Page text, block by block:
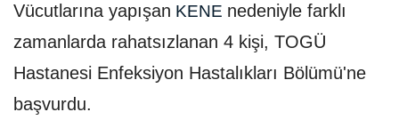
Vücutlarına yapışan KENE nedeniyle farklı
zamanlarda rahatsızlanan 4 kişi, TOGÜ
Hastanesi Enfeksiyon Hastalıkları Bölümü'ne
başvurdu.